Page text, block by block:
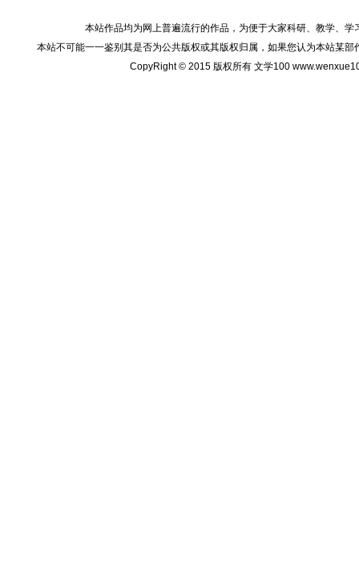
本站作品均为网上普遍流行的作品，为便于大家科研、教学、
本站不可能一一鉴别其是否为公共版权或其版权归属，如果您认为本站某
CopyRight © 2015 版权所有 文学100